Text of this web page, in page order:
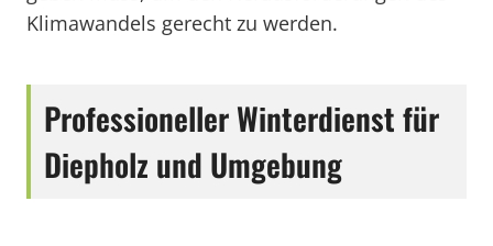
Klimawandels gerecht zu werden.
Professioneller Winterdienst für
Diepholz und Umgebung